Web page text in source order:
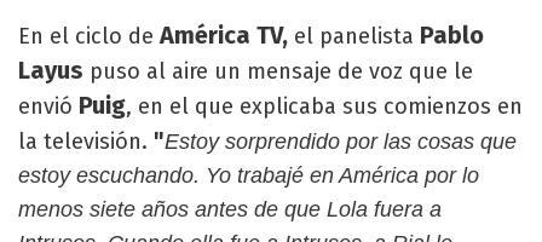
En el ciclo deAmérica TV, el panelista Pablo
Layus puso al aire un mensaje de voz que le
envió Puig, en el que explicaba sus comienzos en
la televisión. "Estoy sorprendido por las cosas que
estoy escuchando. Yo trabajé en América por lo
menos siete años antes de que Lola fuera a